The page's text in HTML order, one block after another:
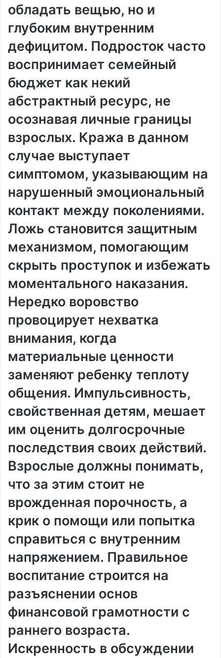
обладать вещью, но и
глубоким внутренним
дефицитом. Подросток часто
воспринимает семейный
бюджет как некий
абстрактный ресурс, не
осознавая личные границы
взрослых. Кража в данном
случае выступает
симптомом, указывающим на
нарушенный эмоциональный
контакт между поколениями.
Ложь становится защитным
механизмом, помогающим
скрыть проступок и избежать
моментального наказания.
Нередко воровство
провоцирует нехватка
внимания, когда
материальные ценности
заменяют ребенку теплоту
общения. Импульсивность,
свойственная детям, мешает
им оценить долгосрочные
последствия своих действий.
Взрослые должны понимать,
что за этим стоит не
врожденная порочность, а
крик о помощи или попытка
справиться с внутренним
напряжением. Правильное
воспитание строится на
разъяснении основ
финансовой грамотности с
раннего возраста.
Искренность в обсуждении